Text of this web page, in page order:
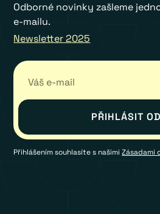
Odborné novinky zašleme
e-mailu.
Newsletter 2025
Přihlášením souhlasíte s našimiZásadami